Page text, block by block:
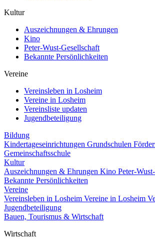
Kultur
Auszeichnungen & Ehrungen
Kino
Peter-Wust-Gesellschaft
Bekannte Persönlichkeiten
Vereine
Vereinsleben in Losheim
Vereine in Losheim
Vereinsliste updaten
Jugendbeteiligung
Bildung
Kindertageseinrichtungen Grundschulen
Gemeinschaftsschule
Kultur
Auszeichnungen & Ehrungen Kino Peter-
Bekannte Persönlichkeiten
Vereine
Vereinsleben in Losheim Vereine in Losheim
Jugendbeteiligung
Bauen, Tourismus & Wirtschaft
Wirtschaft